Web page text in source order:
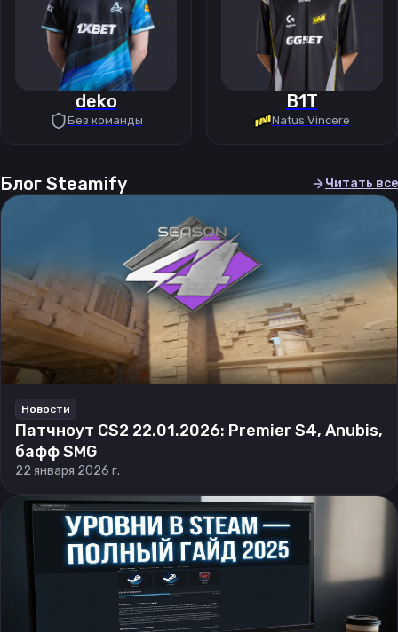
deko
Без команды
B1T
Natus Vincere
Блог Steamify Читать все
Новости
Патчноут CS2 22.01.2026: Premier S4, Anubis,
бафф SMG
22 января 2026 г.